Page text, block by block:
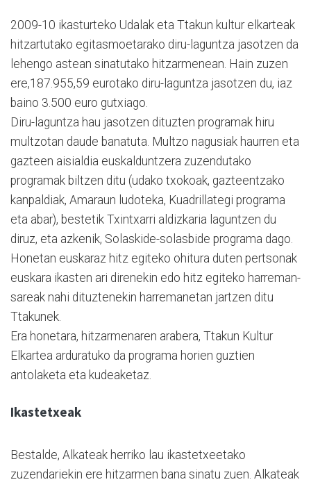
2009-10 ikasturteko Udalak eta Ttakun kultur elkarteak
hitzartutako egitasmoetarako diru-laguntza jasotzen da
lehengo astean sinatutako hitzarmenean. Hain zuzen
ere,187.955,59 eurotako diru-laguntza jasotzen du, iaz
baino 3.500 euro gutxiago.
Diru-laguntza hau jasotzen dituzten programak hiru
multzotan daude banatuta. Multzo nagusiak haurren eta
gazteen aisialdia euskalduntzera zuzendutako
programak biltzen ditu (udako txokoak, gazteentzako
kanpaldiak, Amaraun ludoteka, Kuadrillategi programa
eta abar), bestetik Txintxarri aldizkaria laguntzen du
diruz, eta azkenik, Solaskide-solasbide programa dago.
Honetan euskaraz hitz egiteko ohitura duten pertsonak
euskara ikasten ari direnekin edo hitz egiteko harreman-
sareak nahi dituztenekin harremanetan jartzen ditu
Ttakunek.
Era honetara, hitzarmenaren arabera, Ttakun Kultur
Elkartea arduratuko da programa horien guztien
antolaketa eta kudeaketaz.
Ikastetxeak
Bestalde, Alkateak herriko lau ikastetxeetako
zuzendariekin ere hitzarmen bana sinatu zuen. Alkateak